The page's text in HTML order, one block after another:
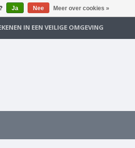
IN EEN VEILIGE OMGEVING
Ja Nee Meer over cookies »